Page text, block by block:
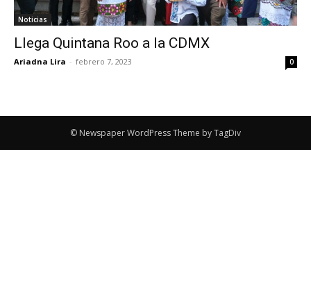
Noticias
Llega Quintana Roo a la CDMX
Ariadna Lira - febrero 7, 2023 0
© Newspaper WordPress Theme by TagDiv